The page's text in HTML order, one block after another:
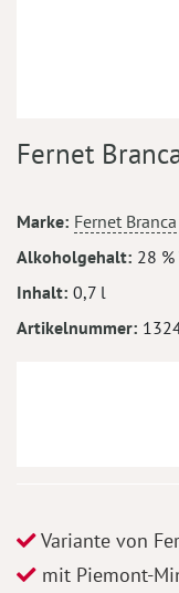
Anfang
springen
Fernet
Mehr
Informationen
Marke Fernet Branca
Alkoholgehalt 28 %
Inhalt 0,7 l
Artikelnummer
Variante von
mit Piemont-